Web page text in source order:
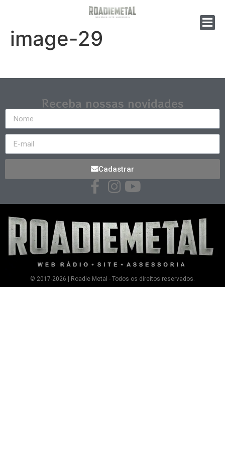
image-29
Receba nossas novidades
Cadastrar
© 2017-2026 | Roadie Metal - Todos os direitos reservados.